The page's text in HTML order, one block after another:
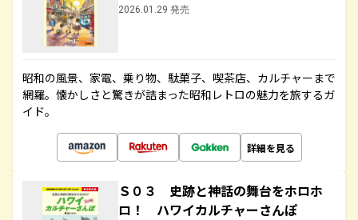
2026.01.29 発売
昭和の風景、家電、乗り物、駄菓子、喫茶店、カルチャーまで
網羅。懐かしさと驚きが詰まった昭和レトロの魅力を旅するガ
イド。
詳細を見る
Ｓ０３ 史跡と神話の舞台をホロホ
ロ！ ハワイカルチャーさんぽ